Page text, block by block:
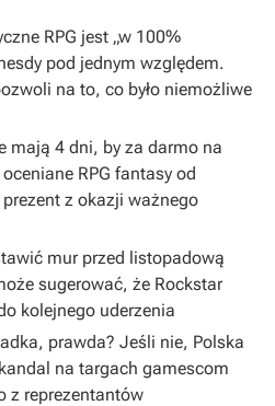
RPG jest „w 100%
pod jednym względem.
na to, co było niemożliwe
mają 4 dni, by za darmo na
RPG fantasy od
z okazji ważnego
mur przed listopadową
sugerować, że Rockstar
kolejnego uderzenia
prawda? Jeśli nie, Polska
na targach gamescom
z reprezentantów